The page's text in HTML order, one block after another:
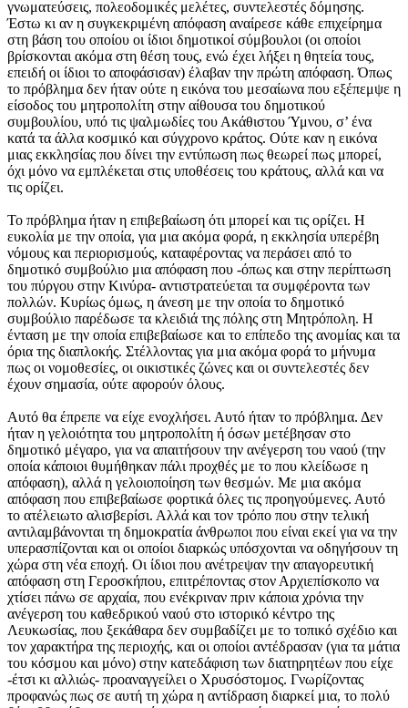
γνωματεύσεις, πολεοδομικές μελέτες, συντελεστές δόμησης.
Έστω κι αν η συγκεκριμένη απόφαση αναίρεσε κάθε επιχείρημα
στη βάση του οποίου οι ίδιοι δημοτικοί σύμβουλοι (οι οποίοι
βρίσκονται ακόμα στη θέση τους, ενώ έχει λήξει η θητεία τους,
επειδή οι ίδιοι το αποφάσισαν) έλαβαν την πρώτη απόφαση. Όπως
το πρόβλημα δεν ήταν ούτε η εικόνα του μεσαίωνα που εξέπεμψε η
είσοδος του μητροπολίτη στην αίθουσα του δημοτικού
συμβουλίου, υπό τις ψαλμωδίες του Ακάθιστου Ύμνου, σ’ ένα
κατά τα άλλα κοσμικό και σύγχρονο κράτος. Ούτε καν η εικόνα
μιας εκκλησίας που δίνει την εντύπωση πως θεωρεί πως μπορεί,
όχι μόνο να εμπλέκεται στις υποθέσεις του κράτους, αλλά και να
τις ορίζει.
Το πρόβλημα ήταν η επιβεβαίωση ότι μπορεί και τις ορίζει. Η
ευκολία με την οποία, για μια ακόμα φορά, η εκκλησία υπερέβη
νόμους και περιορισμούς, καταφέροντας να περάσει από το
δημοτικό συμβούλιο μια απόφαση που -όπως και στην περίπτωση
του πύργου στην Κινύρα- αντιστρατεύεται τα συμφέροντα των
πολλών. Κυρίως όμως, η άνεση με την οποία το δημοτικό
συμβούλιο παρέδωσε τα κλειδιά της πόλης στη Μητρόπολη. Η
ένταση με την οποία επιβεβαίωσε και το επίπεδο της ανομίας και τα
όρια της διαπλοκής. Στέλλοντας για μια ακόμα φορά το μήνυμα
πως οι νομοθεσίες, οι οικιστικές ζώνες και οι συντελεστές δεν
έχουν σημασία, ούτε αφορούν όλους.
Αυτό θα έπρεπε να είχε ενοχλήσει. Αυτό ήταν το πρόβλημα. Δεν
ήταν η γελοιότητα του μητροπολίτη ή όσων μετέβησαν στο
δημοτικό μέγαρο, για να απαιτήσουν την ανέγερση του ναού (την
οποία κάποιοι θυμήθηκαν πάλι προχθές με το που κλείδωσε η
απόφαση), αλλά η γελοιοποίηση των θεσμών. Με μια ακόμα
απόφαση που επιβεβαίωσε φορτικά όλες τις προηγούμενες. Αυτό
το ατέλειωτο αλισβερίσι. Αλλά και τον τρόπο που στην τελική
αντιλαμβάνονται τη δημοκρατία άνθρωποι που είναι εκεί για να την
υπερασπίζονται και οι οποίοι διαρκώς υπόσχονται να οδηγήσουν τη
χώρα στη νέα εποχή. Οι ίδιοι που ανέτρεψαν την απαγορευτική
απόφαση στη Γεροσκήπου, επιτρέποντας στον Αρχιεπίσκοπο να
χτίσει πάνω σε αρχαία, που ενέκριναν πριν κάποια χρόνια την
ανέγερση του καθεδρικού ναού στο ιστορικό κέντρο της
Λευκωσίας, που ξεκάθαρα δεν συμβαδίζει με το τοπικό σχέδιο και
τον χαρακτήρα της περιοχής, και οι οποίοι αντέδρασαν (για τα μάτια
του κόσμου και μόνο) στην κατεδάφιση των διατηρητέων που είχε
-έτσι κι αλλιώς- προαναγγείλει ο Χρυσόστομος. Γνωρίζοντας
προφανώς πως σε αυτή τη χώρα η αντίδραση διαρκεί μια, το πολύ